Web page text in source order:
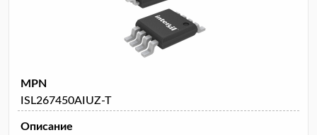
MPN
ISL267450AIUZ-T
Описание